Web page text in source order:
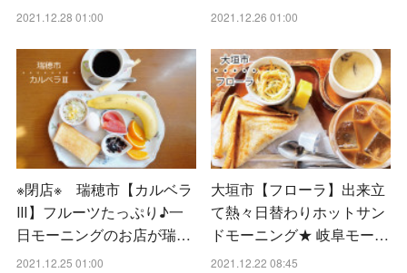
2021.12.28 01:00 2021.12.26 01:00
※閉店※ 瑞穂市【カルベラ
Ⅲ】フルーツたっぷり♪一
日モーニングのお店が瑞…
2021.12.25 01:00
大垣市【フローラ】出来立
て熱々日替わりホットサン
ドモーニング★ 岐阜モー…
2021.12.22 08:45